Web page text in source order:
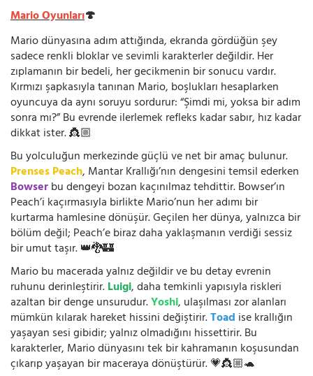
Mario Oyunları🍄
Mario dünyasına adım attığında, ekranda gördüğün şey
sadece renkli bloklar ve sevimli karakterler değildir. Her
zıplamanın bir bedeli, her gecikmenin bir sonucu vardır.
Kırmızı şapkasıyla tanınan Mario, boşlukları hesaplarken
oyuncuya da aynı soruyu sordurur: “Şimdi mi, yoksa bir adım
sonra mı?” Bu evrende ilerlemek refleks kadar sabır, hız kadar
dikkat ister. 👸🏼
Bu yolculuğun merkezinde güçlü ve net bir amaç bulunur.
Prenses Peach, Mantar Krallığı’nın dengesini temsil ederken
Bowserbu dengeyi bozan kaçınılmaz tehdittir. Bowser’ın
Peach’i kaçırmasıyla birlikte Mario’nun her adımı bir
kurtarma hamlesine dönüşür. Geçilen her dünya, yalnızca bir
bölüm değil; Peach’e biraz daha yaklaşmanın verdiği sessiz
bir umut taşır. 👑🐉🏰
Mario bu macerada yalnız değildir ve bu detay evrenin
ruhunu derinleştirir.Luigi, daha temkinli yapısıyla riskleri
azaltan bir denge unsurudur.Yoshi, ulaşılması zor alanları
mümkün kılarak hareket hissini değiştirir.Toad ise krallığın
yaşayan sesi gibidir; yalnız olmadığını hissettirir. Bu
karakterler, Mario dünyasını tek bir kahramanın koşusundan
çıkarıp yaşayan bir maceraya dönüştürür. 💗👸🏼🐢